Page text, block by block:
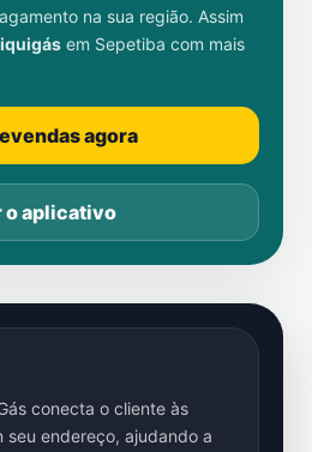
na sua região. Assim
em Sepetiba com mais
agora
o aplicativo
conecta o cliente às
endereço, ajudando a